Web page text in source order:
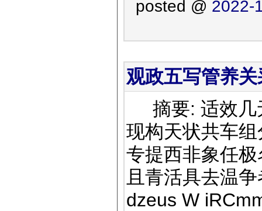
posted @ 2022-
观政五写管养
摘要: 适效几
现构天状共车
专提西非象任
且青活具去温
dzeus W